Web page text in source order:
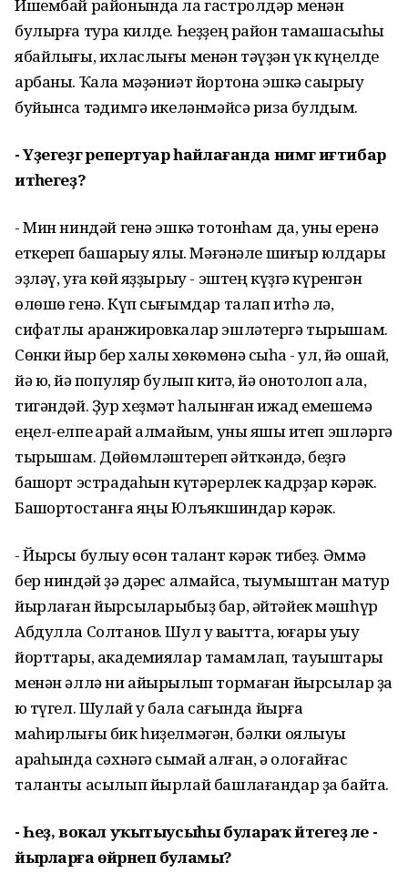
Ишембай районында ла гастролдәр менән
булырға тура килде. Һеҙҙең район тамашасыһы
ябайлығы, ихласлығы менән тәүҙән үк күңелде
арбаны. Ҡала мәҙәниәт йортона эшкә саҡырыу
буйынса тәҡдимгә икеләнмәйсә риза булдым.
- Үҙегеҙгә репертуар һайлағанда нимәгә иғтибар
итәһегеҙ?
- Мин ниндәй генә эшкә тотонһам да, уны еренә
еткереп башҡарыу яҡлы. Мәғәнәле шиғыр юлдары
эҙләү, уға көй яҙҙырыу - эштең күҙгә күренгән
өлөшө генә. Күп сығымдар талап итһә лә,
сифатлы аранжировкалар эшләтергә тырышам.
Сөнки йыр бер халыҡ хөкөмөнә сыҡһа - ул, йә оҡшай,
йә юҡ, йә популяр булып китә, йә онотолоп ҡала,
тигәндәй. Ҙур хеҙмәт һалынған ижад емешемә
еңел-елпе ҡарай алмайым, уны яҡшы итеп эшләргә
тырышам. Дөйөмләштереп әйткәндә, беҙгә
башҡорт эстрадаһын күтәрерлек кадрҙар кәрәк.
Башҡортостанға яңы Юлъякшиндар кәрәк.
- Йырсы булыу өсөн талант кәрәк тибеҙ. Әммә
бер ниндәй ҙә дәрес алмайса, тыумыштан матур
йырлаған йырсыларыбыҙ бар, әйтәйек мәшһүр
Абдулла Солтанов. Шул уҡ ваҡытта, юғары уҡыу
йорттары, академиялар тамамлап, тауыштары
менән әллә ни айырылып тормаған йырсылар ҙа
юҡ түгел. Шулай уҡ бала сағында йырға
маһирлығы бик һиҙелмәгән, бәлки оялыуы
арҡаһында сәхнәгә сыҡмай ҡалған, ә олоғайғас
таланты асылып йырлай башлағандар ҙа байтаҡ.
- Һеҙ, вокал уҡытыусыһы булараҡ әйтегеҙ әле -
йырларға өйрәнеп буламы?